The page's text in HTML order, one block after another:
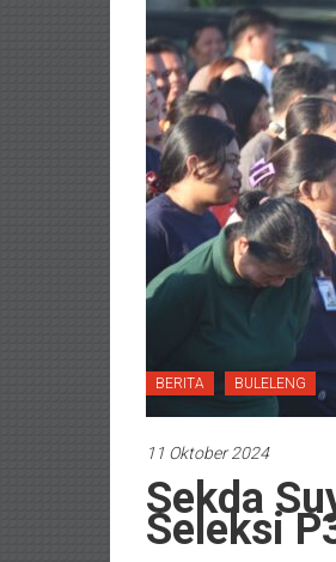
BERITA BULELENG
11 Oktober 2024
Sekda
Seleksi